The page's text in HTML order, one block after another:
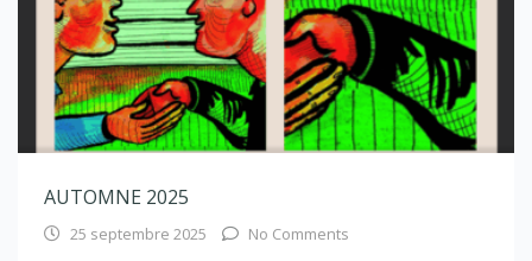
AUTOMNE 2025
25 septembre 2025 No Comments